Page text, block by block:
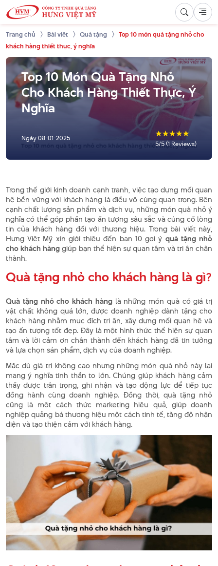
Trang chủ Bài viết Quà tặng
Top 10 món quà tặng nhỏ cho
khách hàng thiết thực, ý nghĩa
Top 10 Món Quà Tặng Nhỏ
Cho Khách Hàng Thiết Thực, Ý
Nghĩa
Ngày08-01-2025 ☆
☆
☆
☆
☆
5/5 (1 Reviews)
Trong thế giới kinh doanh cạnh tranh, việc tạo dựng mối quan
hệ bền vững với khách hàng là điều vô cùng quan trọng. Bên
cạnh chất lượng sản phẩm và dịch vụ, những món quà nhỏ ý
nghĩa có thể góp phần tạo ấn tượng sâu sắc và củng cố lòng
tin của khách hàng đối với thương hiệu. Trong bài viết này,
Hưng Việt Mỹ xin giới thiệu đến bạn 10 gợi ý quà tặng nhỏ
cho khách hànggiúp bạn thể hiện sự quan tâm và tri ân chân
thành.
Quà tặng nhỏ cho khách hàng là gì?
Quà tặng nhỏ cho khách hànglà những món quà có giá trị
vật chất không quá lớn, được doanh nghiệp dành tặng cho
khách hàng nhằm mục đích tri ân, xây dựng mối quan hệ và
tạo ấn tượng tốt đẹp. Đây là một hình thức thể hiện sự quan
tâm và lời cảm ơn chân thành đến khách hàng đã tin tưởng
và lựa chọn sản phẩm, dịch vụ của doanh nghiệp.
Mặc dù giá trị không cao nhưng những món quà nhỏ này lại
mang ý nghĩa tinh thần to lớn. Chúng giúp khách hàng cảm
thấy được trân trọng, ghi nhận và tạo động lực để tiếp tục
đồng hành cùng doanh nghiệp. Đồng thời, quà tặng nhỏ
cũng là một cách thức marketing hiệu quả, giúp doanh
nghiệp quảng bá thương hiệu một cách tinh tế, tăng độ nhận
diện và tạo thiện cảm với khách hàng.